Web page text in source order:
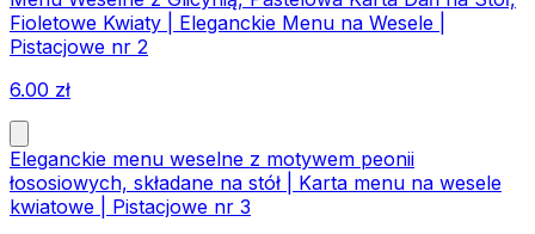
Fioletowe Kwiaty | Eleganckie Menu na Wesele |
Pistacjowe nr 2
6.00 zł
Eleganckie menu weselne z motywem peonii
łososiowych, składane na stół | Karta menu na wesele
kwiatowe | Pistacjowe nr 3